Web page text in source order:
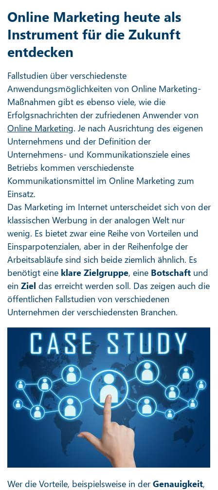
Online Marketing heute als
Instrument für die Zukunft
entdecken
Fallstudien über verschiedenste
Anwendungsmöglichkeiten von Online Marketing-
Maßnahmen gibt es ebenso viele, wie die
Erfolgsnachrichten der zufriedenen Anwender von
Online Marketing. Je nach Ausrichtung des eigenen
Unternehmens und der Definition der
Unternehmens- und Kommunikationsziele eines
Betriebs kommen verschiedenste
Kommunikationsmittel im Online Marketing zum
Einsatz.
Das Marketing im Internet unterscheidet sich von der
klassischen Werbung in der analogen Welt nur
wenig. Es bietet zwar eine Reihe von Vorteilen und
Einsparpotenzialen, aber in der Reihenfolge der
Arbeitsabläufe sind sich beide ziemlich ähnlich. Es
benötigt eine klare Zielgruppe, eine Botschaft und
ein Ziel das erreicht werden soll. Das zeigen auch die
öffentlichen Fallstudien von verschiedenen
Unternehmen der verschiedensten Branchen.
Wer die Vorteile, beispielsweise in derGenauigkeit,